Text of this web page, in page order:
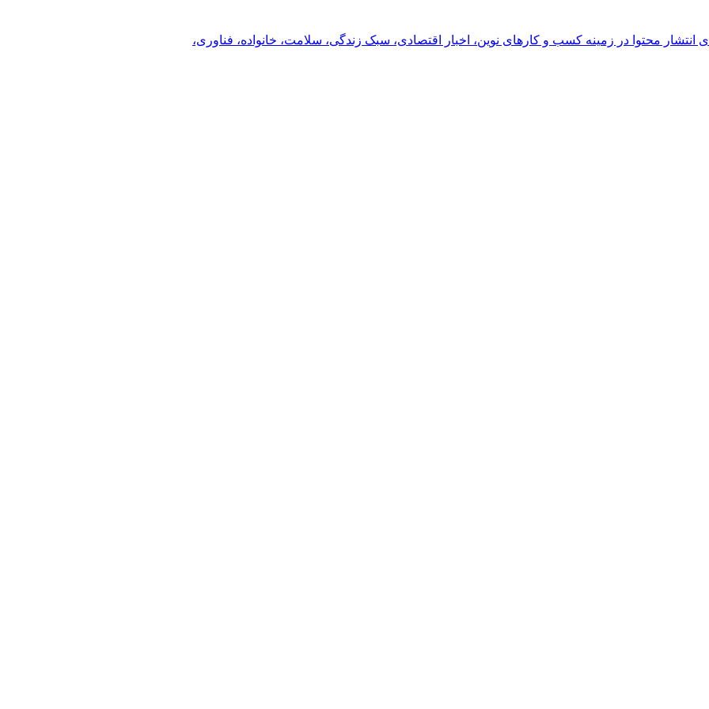
انتشار محتوا در زمینه کسب و کارهای نوین، اخبار اقتصادی، سبک زندگی، سلامت، خانواده، فناوری،